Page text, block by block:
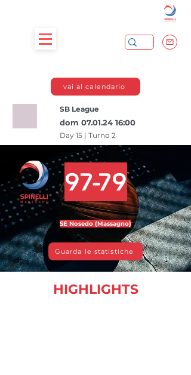
vai al calendario
SB League
dom 07.01.24 16:00
Day 15 | Turno 2
97-79
SE Nosedo (Massagno)
Guarda le statistiche
HIGHLIGHTS